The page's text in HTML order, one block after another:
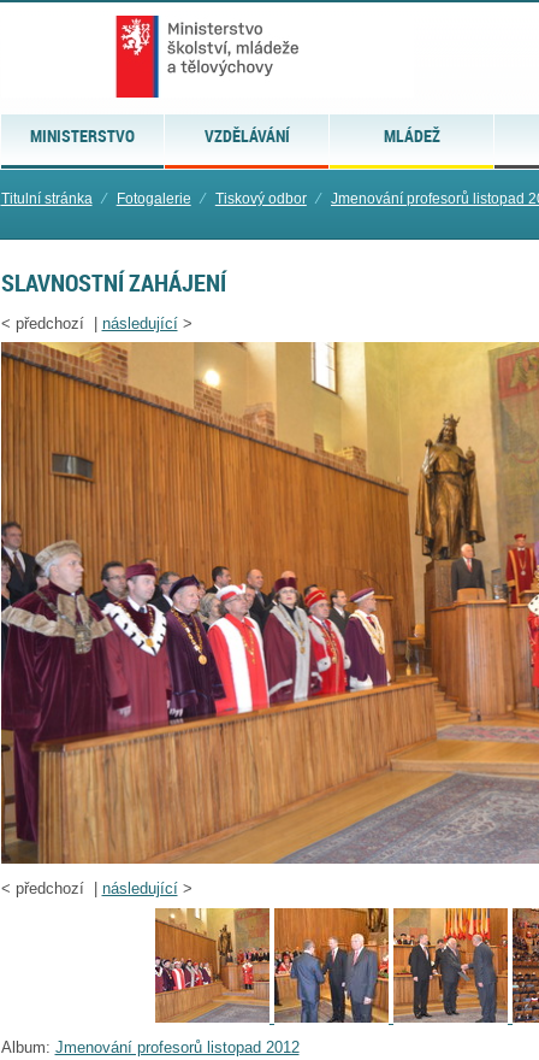
MINISTERSTVO VZDĚLÁVÁNÍ MLÁDEŽ
Titulní stránka ⁄ Fotogalerie ⁄ Tiskový odbor ⁄ Jmenování profesorů listopad
SLAVNOSTNÍ ZAHÁJENÍ
< předchozí | následující>
< předchozí | následující>
Album: Jmenování profesorů listopad 2012